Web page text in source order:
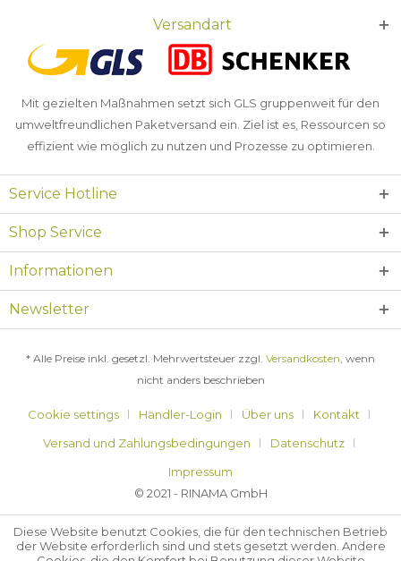
Versandart
Mit gezielten Maßnahmen setzt sich GLS gruppenweit für den
umweltfreundlichen Paketversand ein. Ziel ist es, Ressourcen so
effizient wie möglich zu nutzen und Prozesse zu optimieren.
Service Hotline
Shop Service
Informationen
Newsletter
* Alle Preise inkl. gesetzl. Mehrwertsteuer zzgl. Versandkosten, wenn
nicht anders beschrieben
Cookie settings Händler-Login Über uns
Kontakt
Versand und Zahlungsbedingungen
Datenschutz
Impressum
© 2021 - RINAMA GmbH
Diese Website benutzt Cookies, die für den technischen Betrieb
der Website erforderlich sind und stets gesetzt werden. Andere